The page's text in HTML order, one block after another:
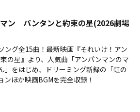
ン パンタンと約束の星(2026劇場
ング全15曲！最新映画『それいけ！アン
の星』より、人気曲「アンパンマンのマ
」をはじめ、ドリーミング新録の「虹の
ほか映画BGMを完全収録！